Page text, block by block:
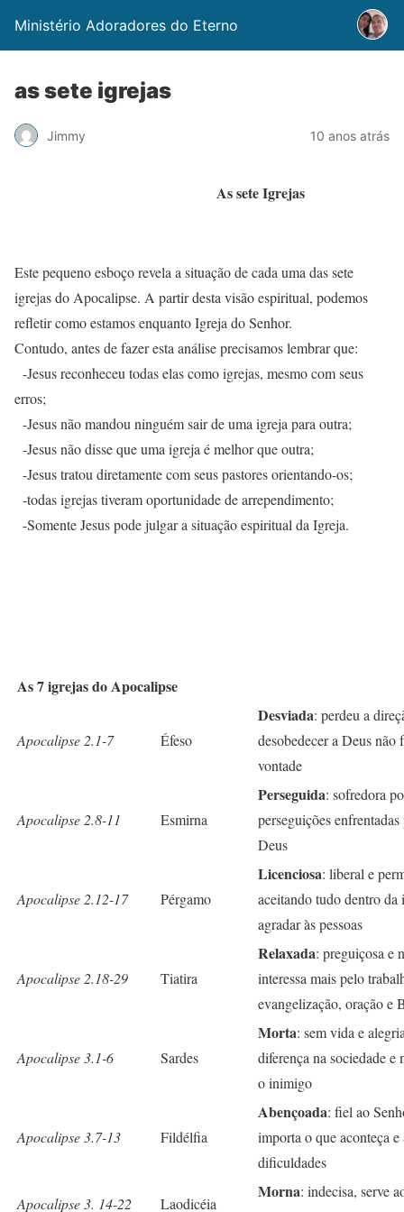
Ministério Adoradores do Eterno
as sete igrejas
Jimmy 10 anos atrás
As sete Igrejas
Este pequeno esboço revela a situação de cada uma das sete
igrejas do Apocalipse. A partir desta visão espiritual, podemos
refletir como estamos enquanto Igreja do Senhor.
Contudo, antes de fazer esta análise precisamos lembrar que:
-Jesus reconheceu todas elas como igrejas, mesmo com seus
erros;
-Jesus não mandou ninguém sair de uma igreja para outra;
-Jesus não disse que uma igreja é melhor que outra;
-Jesus tratou diretamente com seus pastores orientando-os;
-todas igrejas tiveram oportunidade de arrependimento;
-Somente Jesus pode julgar a situação espiritual da Igreja.
As 7 igrejas do Apocalipse
Apocalipse 2.1-7 Éfeso
Desviada: perdeu a
desobedecer a Deus não
vontade
Apocalipse 2.8-11 Esmirna
Perseguida: sofredora
perseguições
Deus
Apocalipse 2.12-17 Pérgamo
Licenciosa: liberal e
aceitando tudo dentro da
agradar às pessoas
Apocalipse 2.18-29 Tiatira
Relaxada: preguiçosa e
interessa mais pelo
evangelização, oração e
Apocalipse 3.1-6 Sardes
Morta: sem vida e
diferença na sociedade e
o inimigo
Apocalipse 3.7-13 Fildélfia
Abençoada: fiel ao
importa o que aconteça e
dificuldades
Apocalipse 3. 14-22 Laodicéia
Morna: indecisa, serve